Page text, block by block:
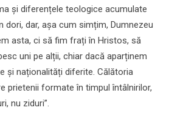
și diferențele teologice acumulate
dori, dar, așa cum simțim, Dumnezeu
asta, ci să fim frați în Hristos, să
uni pe alții, chiar dacă aparținem
și naționalități diferite. Călătoria
prietenii formate în timpul întâlnirilor,
nu ziduri”.